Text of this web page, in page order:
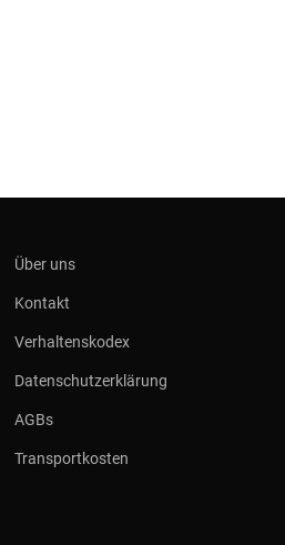
Über uns
Kontakt
Verhaltenskodex
Datenschutzerklärung
AGBs
Transportkosten